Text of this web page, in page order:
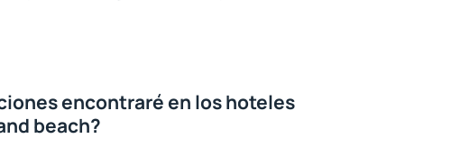
encontraré en los hoteles
beach?